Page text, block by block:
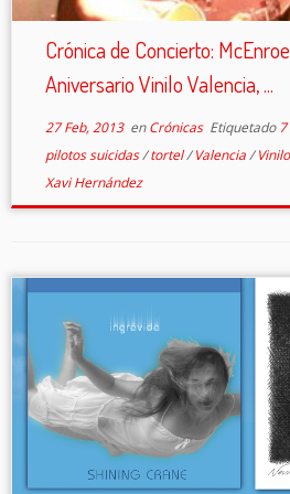
Crónica de Concierto:
Aniversario Vinilo Valencia, ...
27 Feb, 2013enCrónicas Etiquetado
pilotos suicidas/tortel/Valencia/
Xavi Hernández